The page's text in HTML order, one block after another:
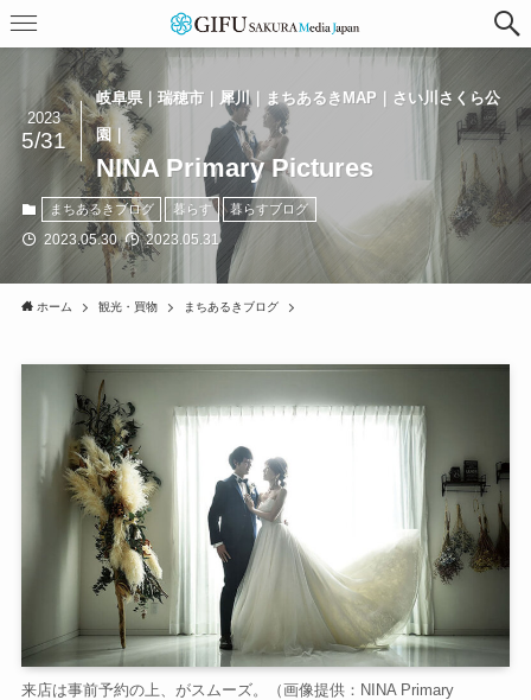
岐阜県｜瑞穂市｜犀川｜まちあるきMAP｜さい川さくら公
園｜
NINA Primary Pictures
2023
5/31
まちあるきブログ 暮らす 暮らすブログ
2023.05.30 2023.05.31
ホーム 観光・買物 まちあるきブログ
来店は事前予約の上、がスムーズ。（画像提供：NINA Primary